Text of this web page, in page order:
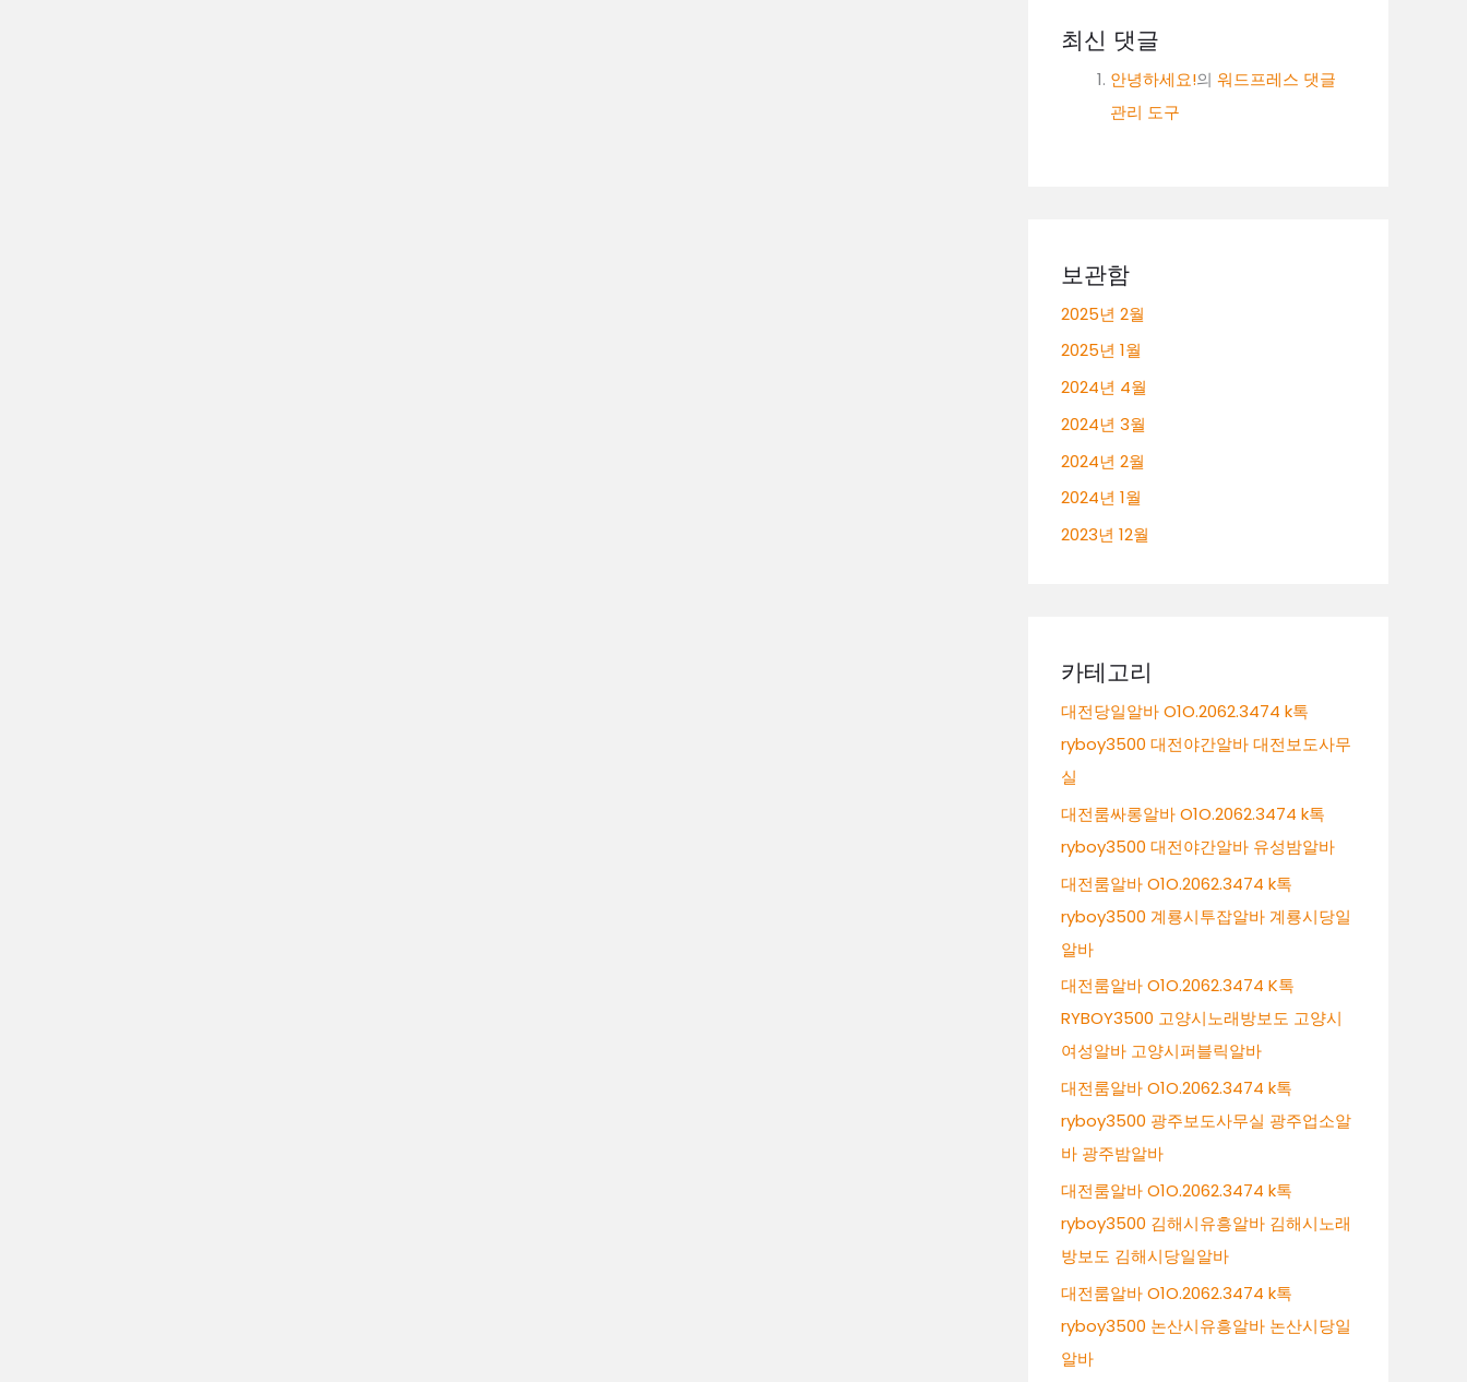
최신 댓글
안녕하세요!의 워드프레스 댓글
관리 도구
보관함
2025년 2월
2025년 1월
2024년 4월
2024년 3월
2024년 2월
2024년 1월
2023년 12월
카테고리
대전당일알바 O1O.2062.3474 k톡
ryboy3500 대전야간알바 대전보도사무
실
대전룸싸롱알바 O1O.2062.3474 k톡
ryboy3500 대전야간알바 유성밤알바
대전룸알바 O1O.2062.3474 k톡
ryboy3500 계룡시투잡알바 계룡시당일
알바
대전룸알바 O1O.2062.3474 K톡
RYBOY3500 고양시노래방보도 고양시
여성알바 고양시퍼블릭알바
대전룸알바 O1O.2062.3474 k톡
ryboy3500 광주보도사무실 광주업소알
바 광주밤알바
대전룸알바 O1O.2062.3474 k톡
ryboy3500 김해시유흥알바 김해시노래
방보도 김해시당일알바
대전룸알바 O1O.2062.3474 k톡
ryboy3500 논산시유흥알바 논산시당일
알바